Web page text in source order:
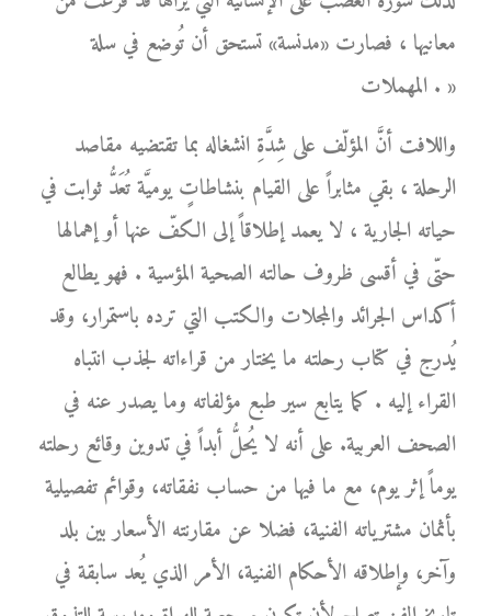
معانيها ، فصارت «مدنسة» تستحق أن تُوضع في سلة
المهملات . »
واللافت أنَّ المؤلّف على شِدَّةِ انشغاله بما تقتضيه مقاصد
الرحلة ، بقي مثابراً على القيام بنشاطاتٍ يوميَّة تُعَدُّ ثوابت في
حياته الجارية ، لا يعمد إطلاقاً إلى الكفّ عنها أو إهمالها
حتّى في أقسى ظروف حالته الصحية المؤسية . فهو يطالع
أكداس الجرائد والمجلات والكتب التي ترده باستمرار، وقد
يُدرج في كتاب رحلته ما يختار من قراءاته لجذب انتباه
القراء إليه . كما يتابع سير طبع مؤلفاته وما يصدر عنه في
الصحف العربية. على أنه لا يُحلُّ أبداً في تدوين وقائع رحلته
يوماً إثر يوم، مع ما فيها من حساب نفقاته، وقوائم تفصيلية
بأثمان مشترياته الفنية، فضلا عن مقارنته الأسعار بين بلد
وآخر، وإطلاقه الأحكام الفنية، الأمر الذي يُعد سابقة في